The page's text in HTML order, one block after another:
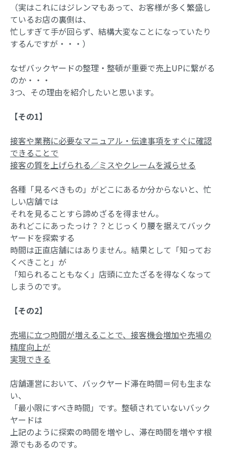
（実はこれにはジレンマもあって、お客様が多く繁盛し
ているお店の裏側は、
忙しすぎて手が回らず、結構大変なことになっていたり
するんですが・・・）
なぜバックヤードの整理・整頓が重要で売上UPに繋がる
のか・・・
3つ、その理由を紹介したいと思います。
【その1】
接客や業務に必要なマニュアル・伝達事項をすぐに確認
できることで
接客の質を上げられる／ミスやクレームを減らせる
各種「見るべきもの」がどこにあるか分からないと、忙
しい店舗では
それを見ることすら諦めざるを得ません。
あれどこにあったっけ？？とじっくり腰を据えてバック
ヤードを探索する
時間は正直店舗にはありません。結果として「知ってお
くべきこと」が
「知られることもなく」店頭に立たざるを得なくなって
しまうのです。
【その2】
売場に立つ時間が増えることで、接客機会増加や売場の
精度向上が
実現できる
店舗運営において、バックヤード滞在時間＝何も生まな
い、
「最小限にすべき時間」です。整頓されていないバック
ヤードは
上記のように探索の時間を増やし、滞在時間を増やす根
源でもあるのです。